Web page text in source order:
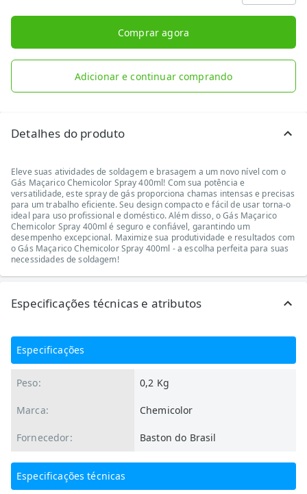
Comprar agora
Adicionar e continuar comprando
Detalhes do produto
Eleve suas atividades de soldagem e brasagem a um novo nível com o
Gás Maçarico Chemicolor Spray 400ml! Com sua potência e
versatilidade, este spray de gás proporciona chamas intensas e precisas
para um trabalho eficiente. Seu design compacto e fácil de usar torna-o
ideal para uso profissional e doméstico. Além disso, o Gás Maçarico
Chemicolor Spray 400ml é seguro e confiável, garantindo um
desempenho excepcional. Maximize sua produtividade e resultados com
o Gás Maçarico Chemicolor Spray 400ml - a escolha perfeita para suas
necessidades de soldagem!
Especificações técnicas e atributos
Especificações
Peso: 0,2 Kg
Marca: Chemicolor
Fornecedor: Baston do Brasil
Especificações técnicas